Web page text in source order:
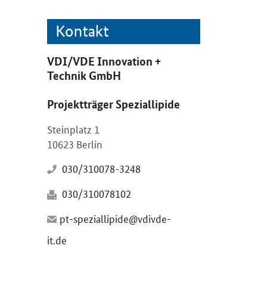
VDI/VDE Innovation +
Technik GmbH
Projektträger Speziallipide
Steinplatz 1
10623 Berlin
030/310078-3248
030/310078102
pt-speziallipide@vdivde-
it.de